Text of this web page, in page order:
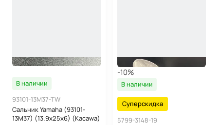
В наличии
93101-13M37-TW
Сальник Yamaha (93101-
13M37) (13.9x25x6) (Kacawa)
-10%
В наличии
Суперскидка
5799-3148-19